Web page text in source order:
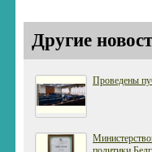
Другие
Проведены